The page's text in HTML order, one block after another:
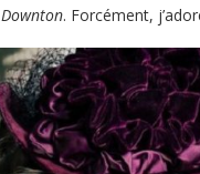
Downton. Forcément,